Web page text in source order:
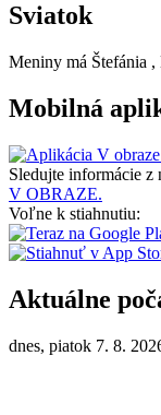
Sviatok
Meniny má Štefánia ,
Mobilná
Sledujte informácie z
V OBRAZE.
Voľne k stiahnutiu:
Aktuálne
dnes, piatok 7. 8.